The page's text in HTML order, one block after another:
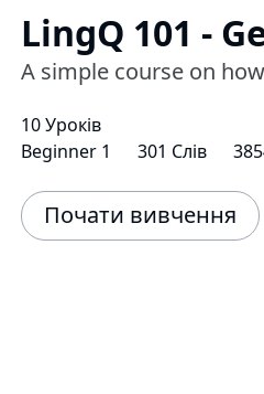
LingQ 101 -
A simple course on
10 Уроків
Beginner 1
301 Слів
Почати вивчення